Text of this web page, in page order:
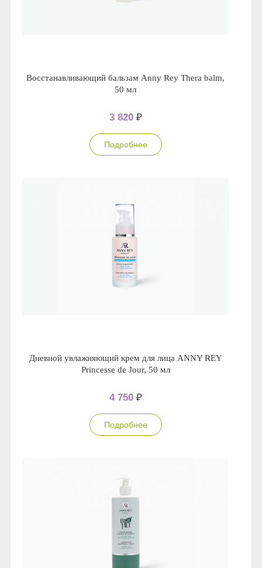
Восстанавливающий бальзам Anny Rey Thera balm,
50 мл
3 820 ₽
Подробнее
Дневной увлажняющий крем для лица ANNY REY
Princesse de Jour, 50 мл
4 750 ₽
Подробнее